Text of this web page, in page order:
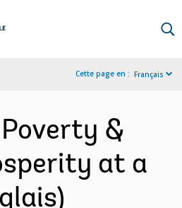
Cette page en : Français
&
at a